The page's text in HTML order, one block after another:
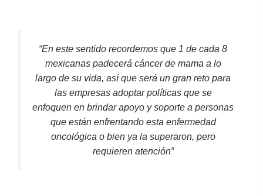
“En este sentido recordemos que 1 de cada 8
mexicanas padecerá cáncer de mama a lo
largo de su vida, así que será un gran reto para
las empresas adoptar políticas que se
enfoquen en brindar apoyo y soporte a personas
que están enfrentando esta enfermedad
oncológica o bien ya la superaron, pero
requieren atención”